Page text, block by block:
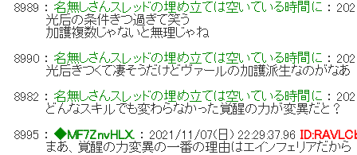
8989 ：名無しさんスレッドの埋め立ては空いている時間に ：
光后の条件きつ過ぎて笑う
加護複数じゃないと無理じゃね
8990 ：名無しさんスレッドの埋め立ては空いている時間に ：
光后きつくて凄そうだけどヴァールの加護派生なのがなあ
8982 ：名無しさんスレッドの埋め立ては空いている時間に ：
どんなスキルでも変わらなかった覚醒の力が変異だと？
8995 ：◆MF7ZnvHLX. ：2021/11/07(日) 22:29:37.96
まあ、覚醒の力変異の一番の理由はエインフェリアだから